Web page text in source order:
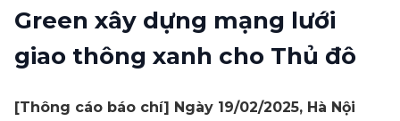
Green xây dựng mạng lưới
giao thông xanh cho Thủ đô
[Thông cáo báo chí] Ngày 19/02/2025, Hà Nội